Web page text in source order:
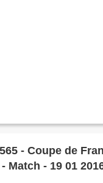
- Coupe de
Match - 19 01